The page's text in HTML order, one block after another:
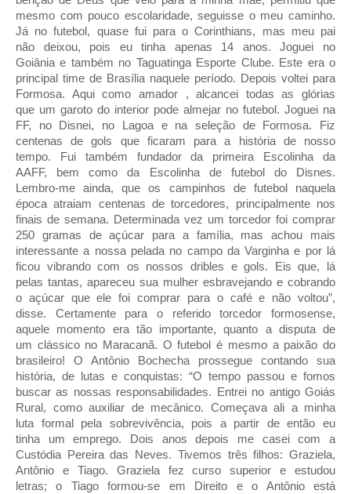
mesmo com pouco escolaridade, seguisse o meu caminho.
Já no futebol, quase fui para o Corinthians, mas meu pai
não deixou, pois eu tinha apenas 14 anos. Joguei no
Goiânia e também no Taguatinga Esporte Clube. Este era o
principal time de Brasília naquele período. Depois voltei para
Formosa. Aqui como amador , alcancei todas as glórias
que um garoto do interior pode almejar no futebol. Joguei na
FF, no Disnei, no Lagoa e na seleção de Formosa. Fiz
centenas de gols que ficaram para a história de nosso
tempo. Fui também fundador da primeira Escolinha da
AAFF, bem como da Escolinha de futebol do Disnes.
Lembro-me ainda, que os campinhos de futebol naquela
época atraiam centenas de torcedores, principalmente nos
finais de semana. Determinada vez um torcedor foi comprar
250 gramas de açúcar para a família, mas achou mais
interessante a nossa pelada no campo da Varginha e por lá
ficou vibrando com os nossos dribles e gols. Eis que, lá
pelas tantas, apareceu sua mulher esbravejando e cobrando
o açúcar que ele foi comprar para o café e não voltou”,
disse. Certamente para o referido torcedor formosense,
aquele momento era tão importante, quanto a disputa de
um clássico no Maracanã. O futebol é mesmo a paixão do
brasileiro! O Antônio Bochecha prossegue contando sua
história, de lutas e conquistas: “O tempo passou e fomos
buscar as nossas responsabilidades. Entrei no antigo Goiás
Rural, como auxiliar de mecânico. Começava ali a minha
luta formal pela sobrevivência, pois a partir de então eu
tinha um emprego. Dois anos depois me casei com a
Custódia Pereira das Neves. Tivemos três filhos: Graziela,
Antônio e Tiago. Graziela fez curso superior e estudou
letras; o Tiago formou-se em Direito e o Antônio está